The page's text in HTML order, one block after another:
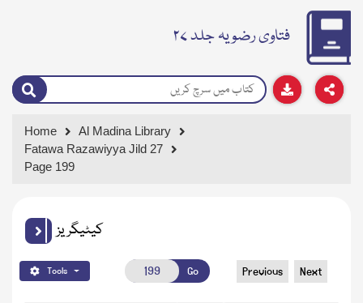
فتاوی رضویہ جلد ۲۷
Home
Al Madina Library
Fatawa Razawiyya Jild 27
Page 199
کیٹیگریز
Tools Go Previous Next